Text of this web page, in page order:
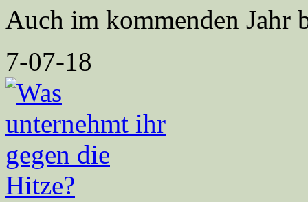
Auch im kommenden Jahr
7-07-18